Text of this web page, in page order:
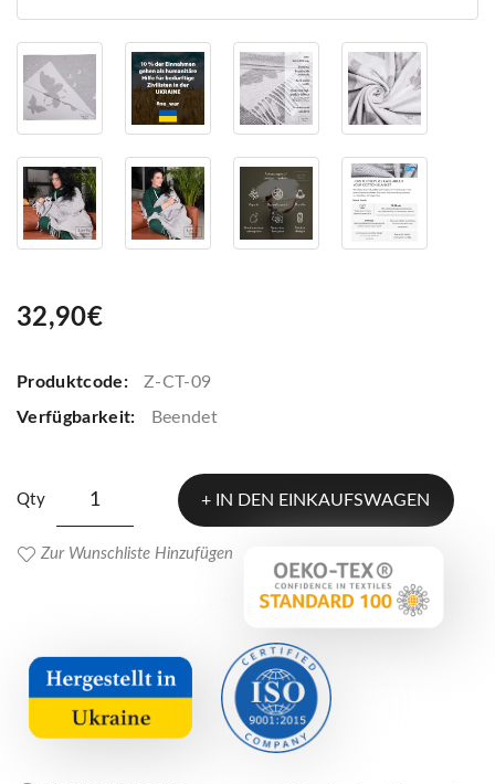
32,90€
Produktcode:
Z-CT-09
Verfügbarkeit:
Beendet
Qty IN DEN EINKAUFSWAGEN
Zur Wunschliste Hinzufügen